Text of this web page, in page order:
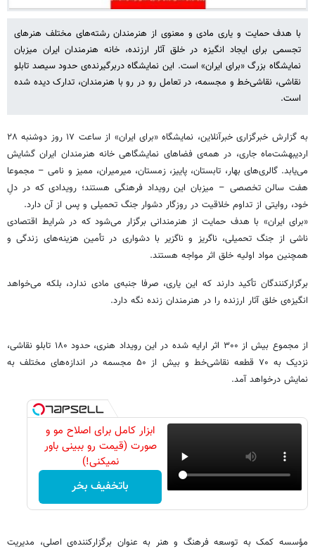
با هدف حمایت و یاری مادی و معنوی از هنرمندان رشته‌های مختلف هنرهای
تجسمی برای ایجاد انگیزه در خلق آثار ارزنده، خانه هنرمندان ایران میزبان
نمایشگاه بزرگ «برای ایران» است. این نمایشگاه دربرگیرنده‌ی حدود سیصد تابلو
نقاشی، نقاشی‌خط و مجسمه، در تعامل رو در رو با هنرمندان، تدارک دیده شده
است.
به گزارش خبرگزاری خبرآنلاین، نمایشگاه «برای ایران» از ساعت ۱۷ روز دوشنبه ۲۸
اردیبهشت‌ماه جاری، در همه‌ی فضاهای نمایشگاهی خانه هنرمندان ایران گشایش
می‌یابد. گالری‌های بهار، تابستان، پاییز، زمستان، میرمیران، ممیز و نامی – مجموعا
هفت سالن تخصصی – میزبان این رویداد فرهنگی هستند؛ رویدادی که در دلِ
خود، روایتی از تداوم خلاقیت در روزگار دشوار جنگ تحمیلی و پس از آن دارد.
«برای ایران» با هدف حمایت از هنرمندانی برگزار می‌شود که در شرایط اقتصادی
ناشی از جنگ تحمیلی، ناگریز و ناگزیر با دشواری در تأمین هزینه‌های زندگی و
همچنین مواد اولیه خلق اثر مواجه هستند.
برگزارکنندگان تأکید دارند که این یاری، صرفا جنبه‌ی مادی ندارد، بلکه می‌خواهد
انگیزه‌ی خلق آثار ارزنده را در هنرمندان زنده نگه دارد.
از مجموع بیش از ۳۰۰ اثر ارایه شده در این رویداد هنری، حدود ۱۸۰ تابلو نقاشی،
نزدیک به ۷۰ قطعه نقاشی‌خط و بیش از ۵۰ مجسمه در اندازه‌های مختلف به
نمایش درخواهد آمد.
ابزار کامل برای اصلاح مو و
صورت (قیمت رو ببینی باور
نمیکنی!)
باتخفیف بخر
مؤسسه کمک به توسعه فرهنگ و هنر به عنوان برگزارکننده‌ی اصلی، مدیریت